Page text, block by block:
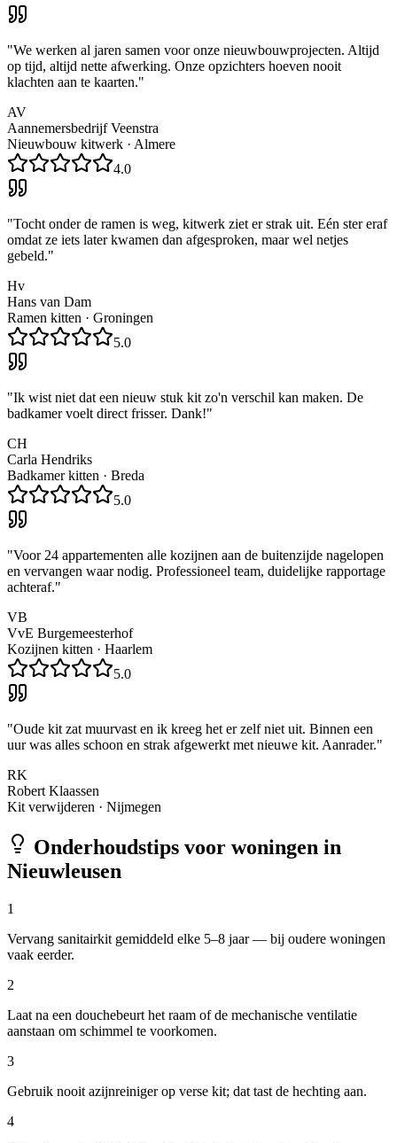
"We werken al jaren samen voor onze nieuwbouwprojecten. Altijd
op tijd, altijd nette afwerking. Onze opzichters hoeven nooit
klachten aan te kaarten."
AV
Aannemersbedrijf Veenstra
Nieuwbouw kitwerk · Almere
4.0
"Tocht onder de ramen is weg, kitwerk ziet er strak uit. Eén ster eraf
omdat ze iets later kwamen dan afgesproken, maar wel netjes
gebeld."
Hv
Hans van Dam
Ramen kitten · Groningen
5.0
"Ik wist niet dat een nieuw stuk kit zo'n verschil kan maken. De
badkamer voelt direct frisser. Dank!"
CH
Carla Hendriks
Badkamer kitten · Breda
5.0
"Voor 24 appartementen alle kozijnen aan de buitenzijde nagelopen
en vervangen waar nodig. Professioneel team, duidelijke rapportage
achteraf."
VB
VvE Burgemeesterhof
Kozijnen kitten · Haarlem
5.0
"Oude kit zat muurvast en ik kreeg het er zelf niet uit. Binnen een
uur was alles schoon en strak afgewerkt met nieuwe kit. Aanrader."
RK
Robert Klaassen
Kit verwijderen · Nijmegen
Onderhoudstips voor woningen in
Nieuwleusen
1
Vervang sanitairkit gemiddeld elke 5–8 jaar — bij oudere woningen
vaak eerder.
2
Laat na een douchebeurt het raam of de mechanische ventilatie
aanstaan om schimmel te voorkomen.
3
Gebruik nooit azijnreiniger op verse kit; dat tast de hechting aan.
4